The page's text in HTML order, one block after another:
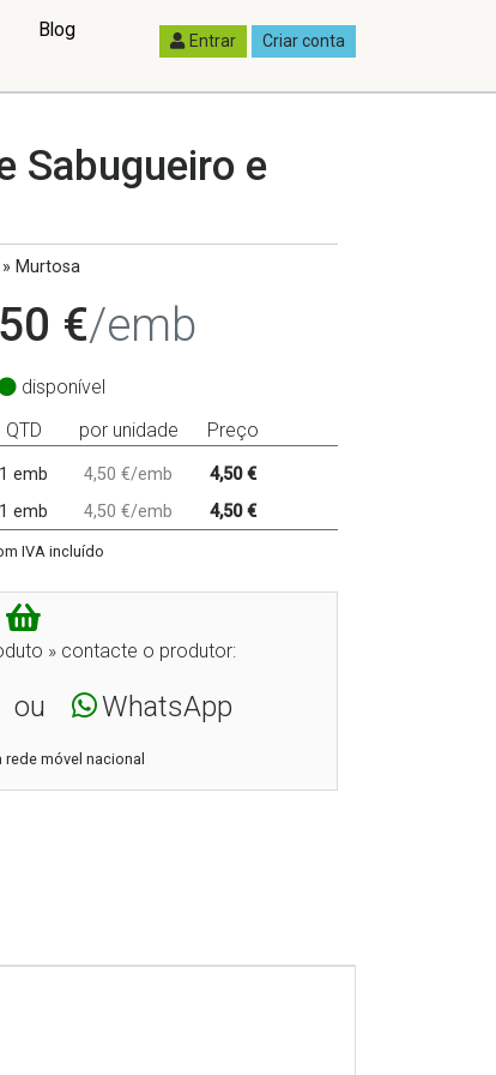
Blog Entrar Criar conta
Sabugueiro e
Murtosa
€/emb
disponível
QTD por unidade Preço
1 emb 4,50 €/emb
4,50 €
1 emb 4,50 €/emb 4,50 €
IVA incluído
» contacte o produtor:
ou WhatsApp
rede móvel nacional